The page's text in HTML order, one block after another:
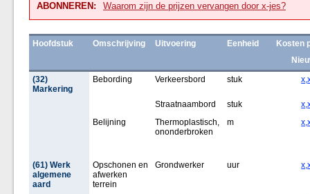
ABONNEREN: Waarom zijn de prijzen vervangen door x-jes?
Hoofdstuk Omschrijving Uitvoering Eenheid
Kosten
(32)
Markering
Bebording Verkeersbord stuk
Straatnaambord stuk
Belijning
Thermoplastisch,
ononderbroken
m
(61) Werk
algemene
aard
Opschonen en
afwerken
terrein
Grondwerker uur